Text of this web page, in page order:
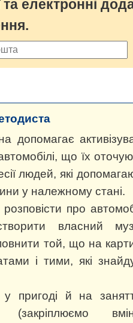
та електронні
допомагає
що їх
людей, які
у належному стані.
про
власний
той, що на
і тими, які
пригоді й на